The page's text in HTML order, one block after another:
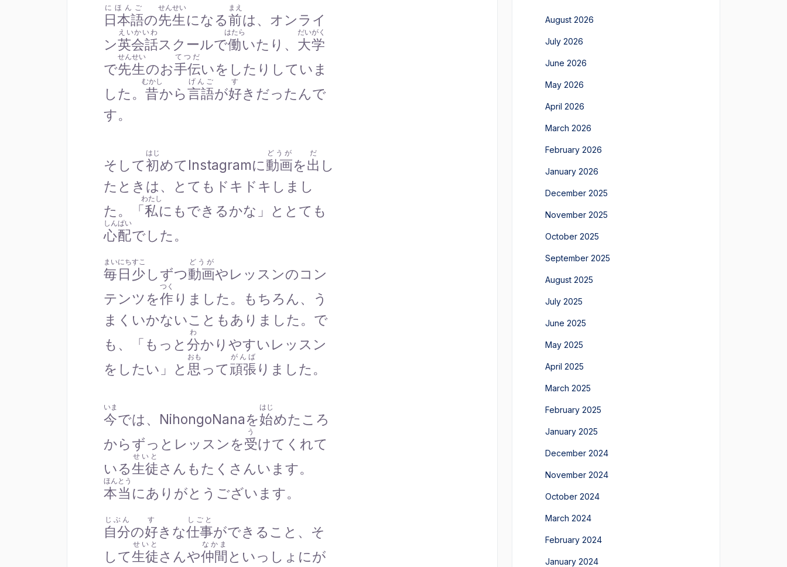
日本語
にほんご
の先生
せんせい
になる前
まえ
は、オンライ
ン英会話
えいかいわ
スクールで働
はたら
いたり、 大学
だいがく
で先生
せんせい
のお手伝
てつだ
いをしたりしていま
した。 昔
むかし
から言語
げんご
が好
す
きだったんで
す。
そして初
はじ
めてInstagramに動画
どうが
を出
だ
し
たときは、とてもドキドキしまし
た。「 私
わたし
にもできるかな」ととても
心配
しんぱい
でした。
毎日少
まいにちすこ
しずつ動画
どうが
やレッスンのコン
テンツを作
つく
りました。もちろん、う
まくいかないこともありました。で
も、「もっと 分
わ
かりやすいレッスン
をしたい」と 思
おも
って頑張
がんば
りました。
今
いま
では、NihongoNanaを始
はじ
めたころ
からずっとレッスンを受
う
けてくれて
いる生徒
せいと
さんもたくさんいます。
本当
ほんとう
にありがとうございます。
自分
じぶん
の好
す
きな仕事
しごと
ができること、そ
して生徒
せいと
さんや仲間
なかま
といっしょにが
August 2026
July 2026
June 2026
May 2026
April 2026
March 2026
February 2026
January 2026
December 2025
November 2025
October 2025
September 2025
August 2025
July 2025
June 2025
May 2025
April 2025
March 2025
February 2025
January 2025
December 2024
November 2024
October 2024
March 2024
February 2024
January 2024